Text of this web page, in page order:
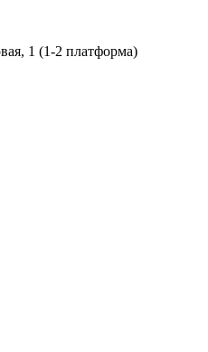
1 (1-2 платформа)